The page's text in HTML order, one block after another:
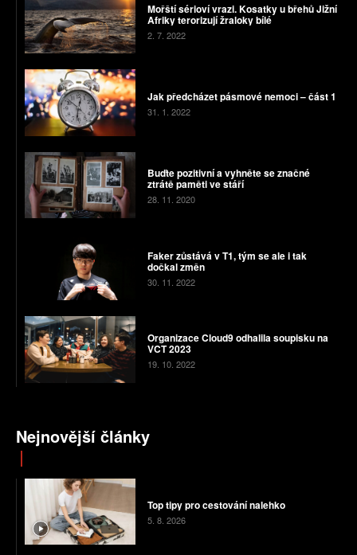
Mořští sérioví vrazi. Kosatky u břehů Jižní
Afriky terorizují žraloky bílé
2. 7. 2022
Jak předcházet pásmové nemoci – část 1
31. 1. 2022
Buďte pozitivní a vyhněte se značné
ztrátě paměti ve stáří
28. 11. 2020
Faker zůstává v T1, tým se ale i tak
dočkal změn
30. 11. 2022
Organizace Cloud9 odhalila soupisku na
VCT 2023
19. 10. 2022
Nejnovější články
Top tipy pro cestování nalehko
5. 8. 2026